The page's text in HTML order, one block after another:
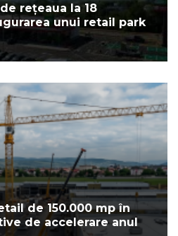
rețeaua la 18
unui retail park
de 150.000 mp în
de accelerare anul